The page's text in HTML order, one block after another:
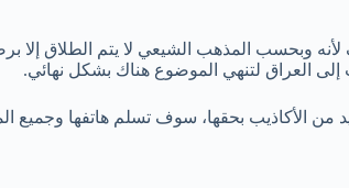
وبحسب المذهب الشيعي لا يتم الطلاق إلا
العراق لتنهي الموضوع هناك بشكل نهائي.
من الأكاذيب بحقها، سوف تسلم هاتفها